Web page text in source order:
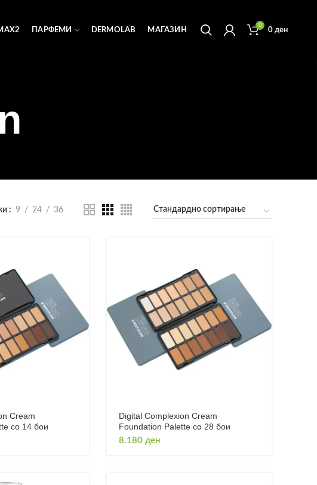
ПАРФЕМИ DERMOLAB МАГАЗИН
0
0ден
9 24 36
Cream
со 14 бои
Digital Complexion Cream
Foundation Palette со 28 бои
8.180ден